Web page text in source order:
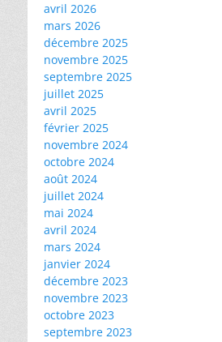
avril 2026
mars 2026
décembre 2025
novembre 2025
septembre 2025
juillet 2025
avril 2025
février 2025
novembre 2024
octobre 2024
août 2024
juillet 2024
mai 2024
avril 2024
mars 2024
janvier 2024
décembre 2023
novembre 2023
octobre 2023
septembre 2023